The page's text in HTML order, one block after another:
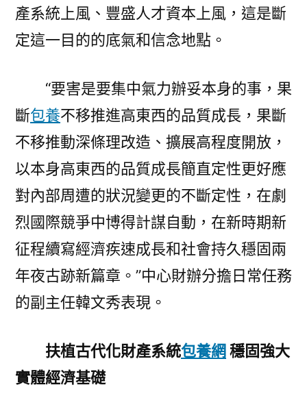
產系統上風、豐盛人才資本上風，這是斷
定這一目的的底氣和信念地點。
“要害是要集中氣力辦妥本身的事，果
斷包養不移推進高東西的品質成長，果斷
不移推動深條理改造、擴展高程度開放，
以本身高東西的品質成長簡直定性更好應
對內部周遭的狀況變更的不斷定性，在劇
烈國際競爭中博得計謀自動，在新時期新
征程續寫經濟疾速成長和社會持久穩固兩
年夜古跡新篇章。”中心財辦分擔日常任務
的副主任韓文秀表現。
扶植古代化財產系統包養網 穩固強大
實體經濟基礎